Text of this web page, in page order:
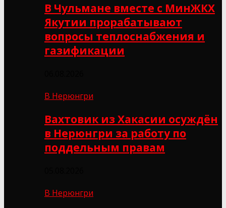
В Чульмане вместе с МинЖКХ
Якутии прорабатывают
вопросы теплоснабжения и
газификации
В Нерюнгри
Вахтовик из Хакасии осуждён
в Нерюнгри за работу по
поддельным правам
В Нерюнгри